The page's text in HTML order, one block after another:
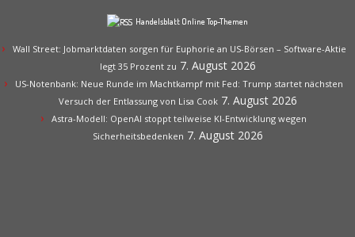
Handelsblatt Online Top-Themen
Wall Street: Jobmarktdaten sorgen für Euphorie an US-Börsen – Software-Aktie
legt 35 Prozent zu 7. August 2026
US-Notenbank: Neue Runde im Machtkampf mit Fed: Trump startet nächsten
Versuch der Entlassung von Lisa Cook 7. August 2026
Astra-Modell: OpenAI stoppt teilweise KI-Entwicklung wegen
Sicherheitsbedenken 7. August 2026